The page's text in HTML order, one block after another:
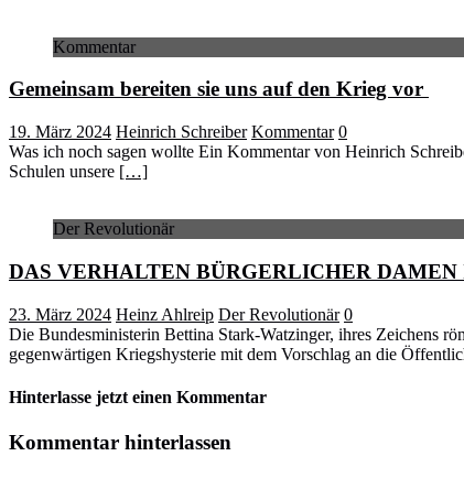
Kommentar
Gemeinsam bereiten sie uns auf den Krieg vor
19. März 2024 Heinrich Schreiber Kommentar 0
Was ich noch sagen wollte Ein Kommentar von Heinrich
Schulen unsere […]
Der Revolutionär
DAS VERHALTEN BÜRGERLICHER
23. März 2024 Heinz Ahlreip Der Revolutionär 0
Die Bundesministerin Bettina Stark-Watzinger, ihres Zeichens
gegenwärtigen Kriegshysterie mit dem Vorschlag an die
Hinterlasse jetzt einen Kommentar
Kommentar hinterlassen